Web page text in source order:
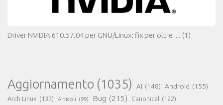
Driver NVIDIA 610.57.04 per GNU/Linux: fix per oltre… (1)
Aggiornamento (1035) AI (148) Android (155)
Arch Linux (133) Articoli (99) Bug (215) Canonical (122)